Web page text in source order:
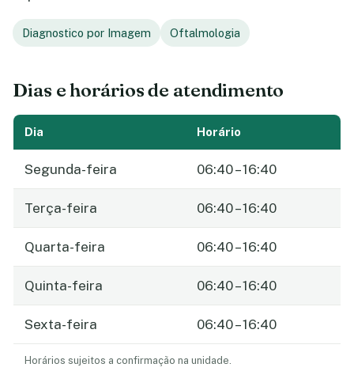
Diagnostico por Imagem Oftalmologia
Dias e horários de atendimento
Dia Horário
Segunda-feira 06:40 – 16:40
Terça-feira 06:40 – 16:40
Quarta-feira 06:40 – 16:40
Quinta-feira 06:40 – 16:40
Sexta-feira 06:40 – 16:40
Horários sujeitos a confirmação na unidade.